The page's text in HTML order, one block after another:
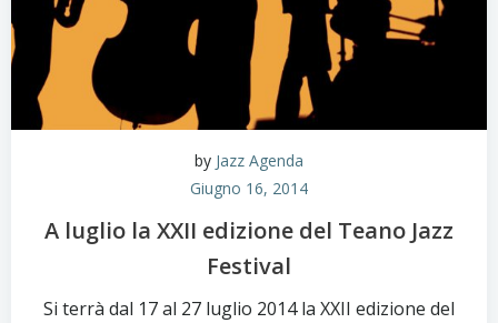
by Jazz Agenda
Giugno 16, 2014
A luglio la XXII edizione del Teano Jazz
Festival
Si terrà dal 17 al 27 luglio 2014 la XXII edizione del